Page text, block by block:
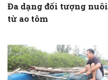
Đa dạng đối tượng nuôi
từ ao tôm